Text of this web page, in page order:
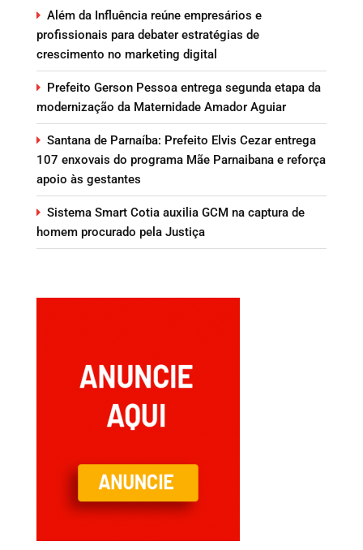
Além da Influência reúne empresários e
profissionais para debater estratégias de
crescimento no marketing digital
Prefeito Gerson Pessoa entrega segunda etapa da
modernização da Maternidade Amador Aguiar
Santana de Parnaíba: Prefeito Elvis Cezar entrega
107 enxovais do programa Mãe Parnaibana e reforça
apoio às gestantes
Sistema Smart Cotia auxilia GCM na captura de
homem procurado pela Justiça